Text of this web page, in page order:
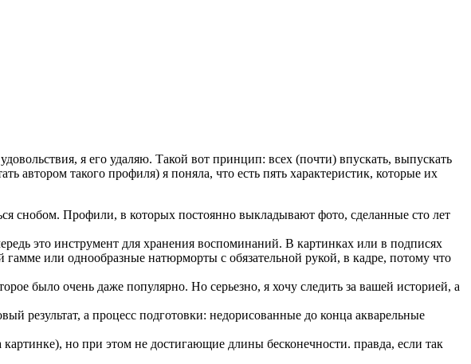
я его удаляю. Такой вот принцип: всех (почти) впускать, выпускать
такого профиля) я поняла, что есть пять характеристик, которые их
снобом. Профили, в которых постоянно выкладывают фото, сделанные сто лет
это инструмент для хранения воспоминаний. В картинках или в подписях
или однообразные натюрморты с обязательной рукой, в кадре, потому что
было очень даже популярно. Но серьезно, я хочу следить за вашей историей, а
результат, а процесс подготовки: недорисованные до конца акварельные
но при этом не достигающие длины бесконечности. правда, если так